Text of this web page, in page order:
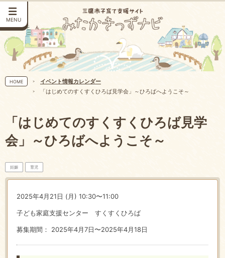
MENU
HOME
イベント情報カレンダー
「はじめてのすくすくひろば見学会」～ひろばへようこそ～
「はじめてのすくすくひろば見学
会」～ひろばへようこそ～
妊娠 育児
2025年4月21日 (月) 10:30〜11:00
子ども家庭支援センター すくすくひろば
募集期間： 2025年4月7日〜2025年4月18日